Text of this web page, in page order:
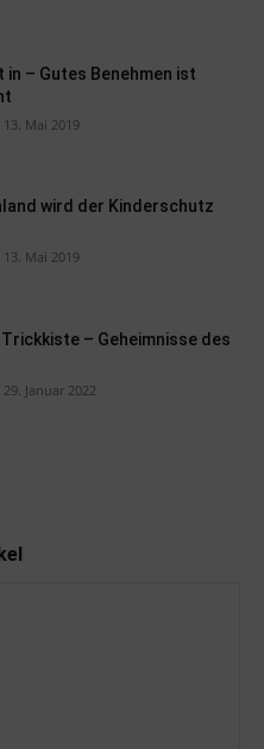
in – Gutes Benehmen ist
13. Mai 2019
wird der Kinderschutz
13. Mai 2019
– Geheimnisse des
29. Januar 2022